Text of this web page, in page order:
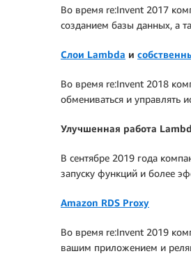
Во время re:Invent 2017
созданием базы данных, а
Слои Lambda и
Во время re:Invent 2018
обмениваться и управлять
Улучшенная работа
В сентябре 2019 года
запуску функций и более
Amazon RDS Proxy
Во время re:Invent 2019
вашим приложением и